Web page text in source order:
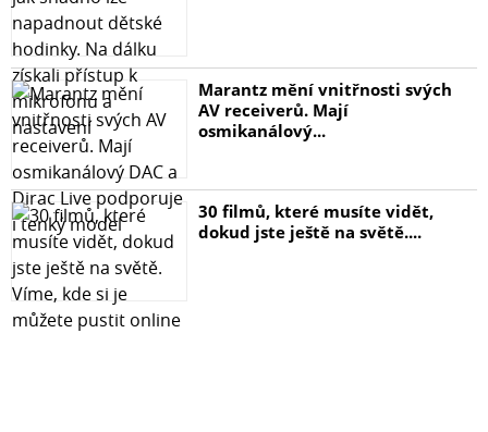
Marantz mění vnitřnosti svých
AV receiverů. Mají
osmikanálový...
30 filmů, které musíte vidět,
dokud jste ještě na světě....